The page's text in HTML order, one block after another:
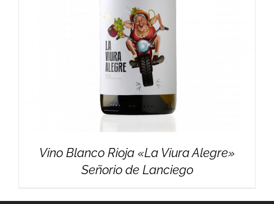
Vino Blanco Rioja «La Viura Alegre»
Señorio de Lanciego